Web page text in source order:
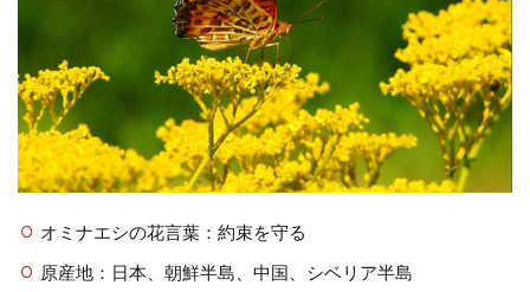
オミナエシの花言葉：約束を守る
原産地：日本、朝鮮半島、中国、シベリア半島